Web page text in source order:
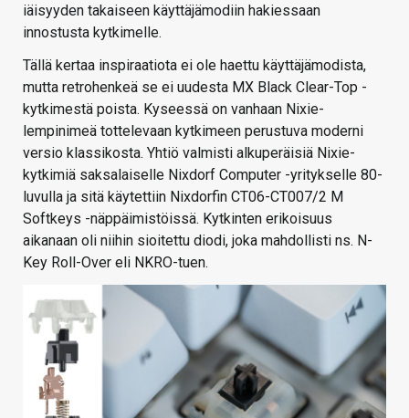
iäisyyden takaiseen käyttäjämodiin hakiessaan
innostusta kytkimelle.
Tällä kertaa inspiraatiota ei ole haettu käyttäjämodista,
mutta retrohenkeä se ei uudesta MX Black Clear-Top -
kytkimestä poista. Kyseessä on vanhaan Nixie-
lempinimeä tottelevaan kytkimeen perustuva moderni
versio klassikosta. Yhtiö valmisti alkuperäisiä Nixie-
kytkimiä saksalaiselle Nixdorf Computer -yritykselle 80-
luvulla ja sitä käytettiin Nixdorfin CT06-CT007/2 M
Softkeys -näppäimistöissä. Kytkinten erikoisuus
aikanaan oli niihin sioitettu diodi, joka mahdollisti ns. N-
Key Roll-Over eli NKRO-tuen.